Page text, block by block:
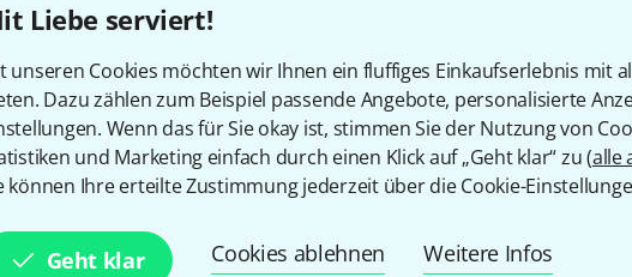
Liebe serviert!
unseren Cookies möchten wir Ihnen ein fluffiges Einkaufserlebnis mit
Dazu zählen zum Beispiel passende Angebote, personalisierte
Wenn das für Sie okay ist, stimmen Sie der Nutzung von
und Marketing einfach durch einen Klick auf „Geht klar“ zu (alle
können Ihre erteilte Zustimmung jederzeit über die Cookie-
Geht klar Cookies ablehnen Weitere Infos
251
mit verkürztem Kopfband
optimaler Schutz bis zu 108 dB
einfach einzustellende
ideale Trageposition